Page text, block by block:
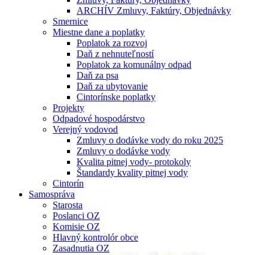
ARCHÍV Zmluvy, Faktúry, Objednávky
Smernice
Miestne dane a poplatky
Poplatok za rozvoj
Daň z nehnuteľností
Poplatok za komunálny odpad
Daň za psa
Daň za ubytovanie
Cintorínske poplatky
Projekty
Odpadové hospodárstvo
Verejný vodovod
Zmluvy o dodávke vody do roku 2025
Zmluvy o dodávke vody
Kvalita pitnej vody- protokoly
Štandardy kvality pitnej vody
Cintorín
Samospráva
Starosta
Poslanci OZ
Komisie OZ
Hlavný kontrolór obce
Zasadnutia OZ